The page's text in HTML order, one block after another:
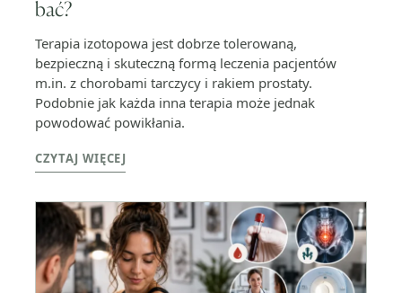
bać?
Terapia izotopowa jest dobrze tolerowaną,
bezpieczną i skuteczną formą leczenia pacjentów
m.in. z chorobami tarczycy i rakiem prostaty.
Podobnie jak każda inna terapia może jednak
powodować powikłania.
CZYTAJ WIĘCEJ